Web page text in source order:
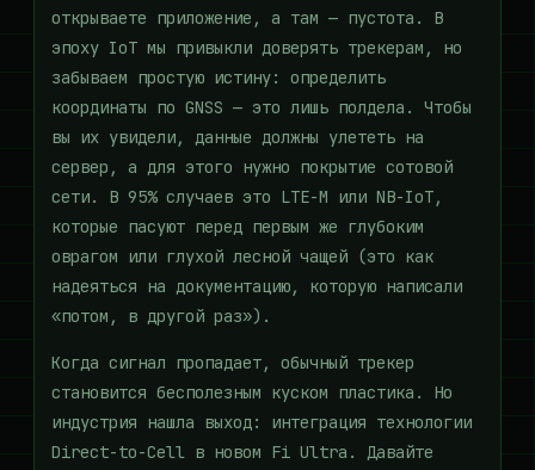
открываете приложение, а там — пустота. В
эпоху IoT мы привыкли доверять трекерам, но
забываем простую истину: определить
координаты по GNSS — это лишь полдела. Чтобы
вы их увидели, данные должны улететь на
сервер, а для этого нужно покрытие сотовой
сети. В 95% случаев это LTE-M или NB-IoT,
которые пасуют перед первым же глубоким
оврагом или глухой лесной чащей (это как
надеяться на документацию, которую написали
«потом, в другой раз»).
Когда сигнал пропадает, обычный трекер
становится бесполезным куском пластика. Но
индустрия нашла выход: интеграция технологии
Direct-to-Cell в новом Fi Ultra. Давайте